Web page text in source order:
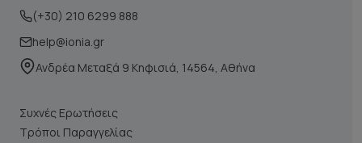
(+30) 210 6299 888
help@ionia.gr
Ανδρέα Μεταξά 9 Κηφισιά, 14564, Αθήνα
Συχνές Ερωτήσεις
Τρόποι Παραγγελίας